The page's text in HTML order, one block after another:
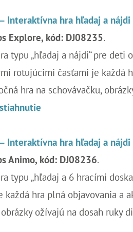
Interaktívna hra hľadaj a
Explore, kód: DJ08235.
typu „hľadaj a nájdi“ pre deti
rotujúcimi časťami je každá
hra na schovávačku,
Interaktívna hra hľadaj a
Animo, kód: DJ08236.
typu „hľadaj a 6 hracími
hra plná objavovania a
ožívajú na dosah ruky